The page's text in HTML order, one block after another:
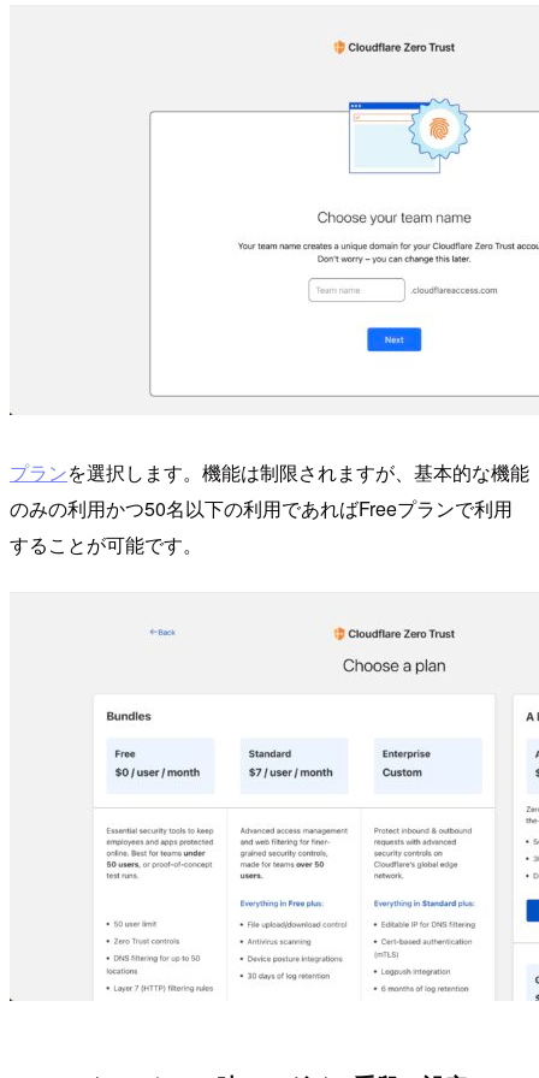
プランを選択します。機能は制限されますが、基本的な機能
のみの利用かつ50名以下の利用であればFreeプランで利用
することが可能です。